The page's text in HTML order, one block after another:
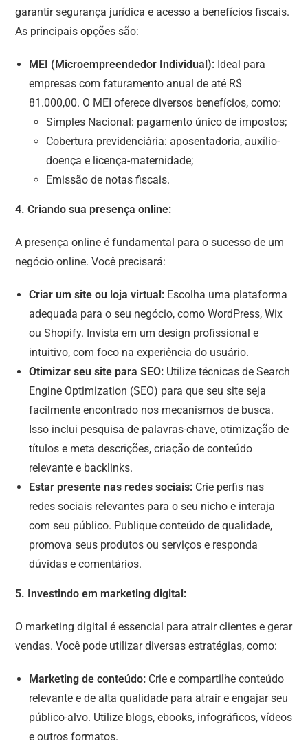
garantir segurança jurídica e acesso a benefícios fiscais.
As principais opções são:
MEI (Microempreendedor Individual): Ideal para
empresas com faturamento anual de até R$
81.000,00. O MEI oferece diversos benefícios, como:
Simples Nacional: pagamento único de impostos;
Cobertura previdenciária: aposentadoria, auxílio-
doença e licença-maternidade;
Emissão de notas fiscais.
4. Criando sua presença online:
A presença online é fundamental para o sucesso de um
negócio online. Você precisará:
Criar um site ou loja virtual: Escolha uma plataforma
adequada para o seu negócio, como WordPress, Wix
ou Shopify. Invista em um design profissional e
intuitivo, com foco na experiência do usuário.
Otimizar seu site para SEO: Utilize técnicas de Search
Engine Optimization (SEO) para que seu site seja
facilmente encontrado nos mecanismos de busca.
Isso inclui pesquisa de palavras-chave, otimização de
títulos e meta descrições, criação de conteúdo
relevante e backlinks.
Estar presente nas redes sociais: Crie perfis nas
redes sociais relevantes para o seu nicho e interaja
com seu público. Publique conteúdo de qualidade,
promova seus produtos ou serviços e responda
dúvidas e comentários.
5. Investindo em marketing digital:
O marketing digital é essencial para atrair clientes e gerar
vendas. Você pode utilizar diversas estratégias, como:
Marketing de conteúdo: Crie e compartilhe conteúdo
relevante e de alta qualidade para atrair e engajar seu
público-alvo. Utilize blogs, ebooks, infográficos, vídeos
e outros formatos.